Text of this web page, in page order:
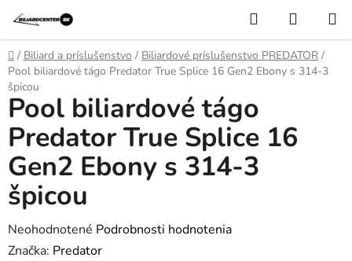
obsah
Hľadať
KOŠÍK
Domov
/ Biliard a príslušenstvo / Biliardové príslušenstvo PREDATOR /
Pool biliardové tágo Predator True Splice 16 Gen2 Ebony s 314-3
špicou
Pool biliardové tágo
Predator True Splice 16
Gen2 Ebony s 314-3
špicou
Priemerné
hodnotenie
Neohodnotené Podrobnosti hodnotenia
Značka: Predator